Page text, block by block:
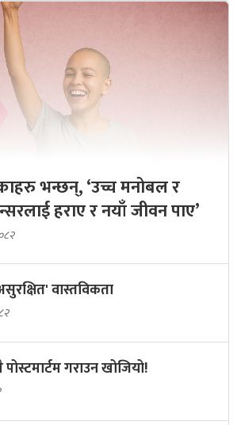
भन्छन्, ‘उच्च मनोबल र
हराए र नयाँ जीवन पाए’
वास्तविकता
गराउन खोजियो!